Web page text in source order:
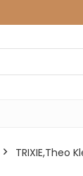
TRIXIE,Theo